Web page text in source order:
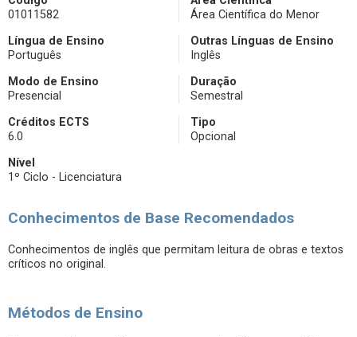
01011582
Área Científica do Menor
Língua de Ensino
Português
Outras Línguas de Ensino
Inglês
Modo de Ensino
Presencial
Duração
Semestral
Créditos ECTS
6.0
Tipo
Opcional
Nível
1º Ciclo - Licenciatura
Conhecimentos de Base Recomendados
Conhecimentos de inglês que permitam leitura de obras e textos
críticos no original.
Métodos de Ensino